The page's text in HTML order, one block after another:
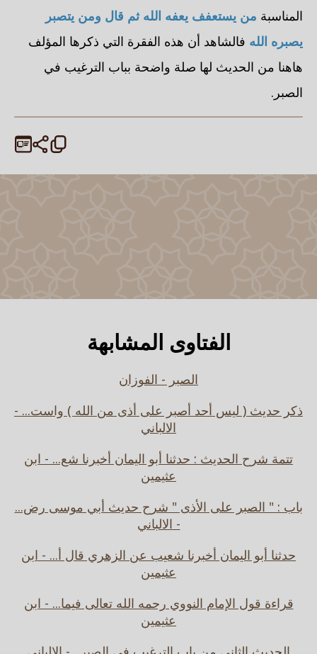
المناسبة من يستعفف يعفه الله ثم قال ومن يتصبر
يصبره الله فالشاهد أن هذه الفقرة التي ذكرها المؤلف
هاهنا من الحديث لها صلة واضحة بباب الترغيب في
الصبر.
الفتاوى المشابهة
الصبر - الفوزان
ذكر حديث ( ليس أحد أصبر على أذى من الله ) واست... -
الالباني
تتمة شرح الحديث : حدثنا أبو اليمان أخبرنا شع... - ابن
عثيمين
باب : " الصبر على الأذى " شرح حديث أبي موسى رض...
- الالباني
حدثنا أبو اليمان أخبرنا شعيب عن الزهري قال أ... - ابن
عثيمين
قراءة قول الإمام النووي رحمه الله تعالى فيما... - ابن
عثيمين